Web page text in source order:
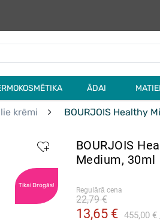
ĀDAI
krēmi BOURJOIS Healthy
Tikai Drogās!
BOURJOIS
Medium, 30ml
Regulārā cena
13,65 € 455,00 €
22,79 €